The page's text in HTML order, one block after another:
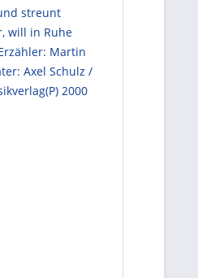
streunt
will in Ruhe
Martin
Axel Schulz /
2000